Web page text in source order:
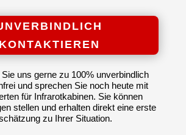
KONTAKTIEREN
uns gerne zu 100% unverbindlich
und sprechen Sie noch heute mit
für Infrarotkabinen. Sie können
stellen und erhalten direkt eine erste
zu Ihrer Situation.